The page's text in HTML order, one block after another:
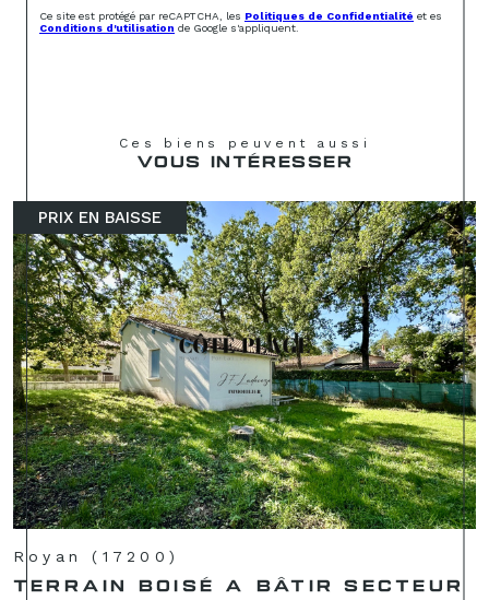
Ce site est protégé par reCAPTCHA, les Politiques de Confidentialité et es
Conditions d'utilisation de Google s'appliquent.
Ces biens peuvent aussi
VOUS INTÉRESSER
PRIX EN BAISSE
Royan (17200)
TERRAIN BOISÉ A BÂTIR SECTEUR